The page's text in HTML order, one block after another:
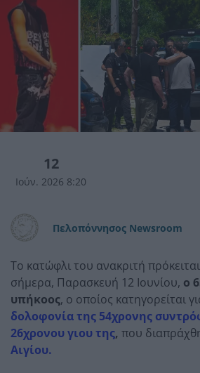
12
Ιούν. 2026 8:20
Πελοπόννησος Newsroom
Το κατώφλι του ανακριτή
σήμερα, Παρασκευή 12 Ιουνίου, ο
υπήκοος, ο οποίος κατηγορείται
δολοφονία της 54χρονης
26χρονου γιου της, που
Αιγίου.